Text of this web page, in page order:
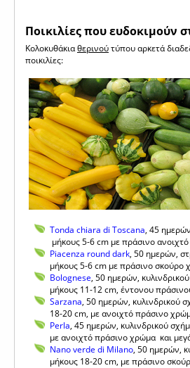
Ποικιλίες που ευδοκιμούν
Κολοκυθάκιαθερινούτύπου αρκετά
ποικιλίες:
Τonda chiara di Toscana, 45
μήκους 5-6 cm με πράσινο
Piacenza round dark, 50 ημερών,
μήκους 5-6 cm με πράσινο σκούρο
Βolognese, 50 ημερών,
μήκους 11-12 cm, έντονου
Sarzana, 50 ημερών, κυλινδρικού
18-20 cm, με ανοιχτό πράσινο
Perla, 45 ημερών, κυλινδρικού
με ανοιχτό πράσινο χρώμα και
Nano verde di Milano, 50 ημερών,
μήκους 18-20 cm, με πράσινο